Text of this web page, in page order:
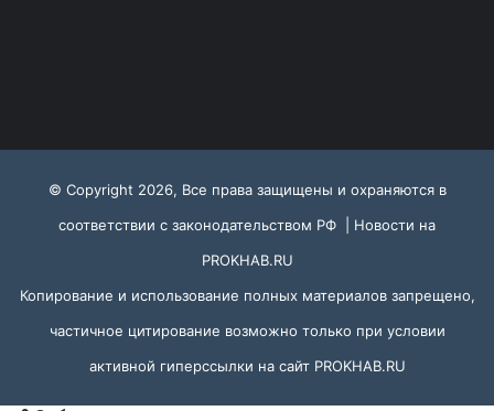
© Copyright 2026, Все права защищены и охраняются в
соответствии с законодательством РФ | Новости на
PROKHAB.RU
Копирование и использование полных материалов запрещено,
частичное цитирование возможно только при условии
активной гиперссылки на сайт PROKHAB.RU